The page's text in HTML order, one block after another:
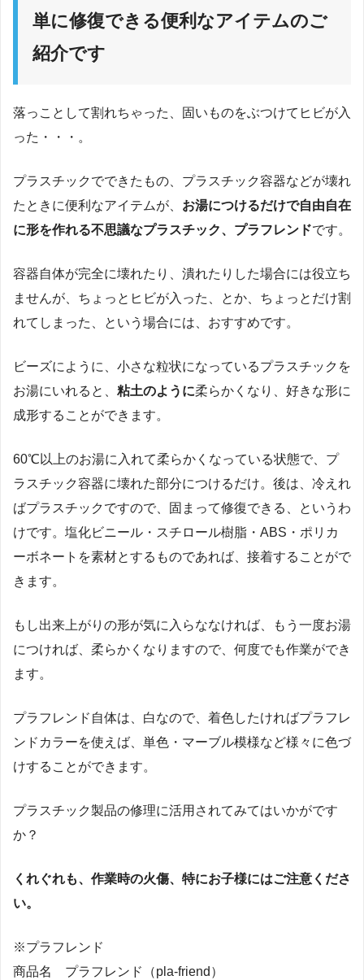
単に修復できる便利なアイテムのご
紹介です
落っことして割れちゃった、固いものをぶつけてヒビが入
った・・・。
プラスチックでできたもの、プラスチック容器などが壊れ
たときに便利なアイテムが、 お湯につけるだけで自由自在
に形を作れる不思議なプラスチック、プラフレンドです。
容器自体が完全に壊れたり、潰れたりした場合には役立ち
ませんが、ちょっとヒビが入った、とか、ちょっとだけ割
れてしまった、という場合には、おすすめです。
ビーズにように、小さな粒状になっているプラスチックを
お湯にいれると、 粘土のように柔らかくなり、好きな形に
成形することができます。
60℃以上のお湯に入れて柔らかくなっている状態で、プ
ラスチック容器に壊れた部分につけるだけ。後は、冷えれ
ばプラスチックですので、固まって修復できる、というわ
けです。塩化ビニール・スチロール樹脂・ABS・ポリカ
ーボネートを素材とするものであれば、接着することがで
きます。
もし出来上がりの形が気に入らななければ、もう一度お湯
につければ、柔らかくなりますので、何度でも作業ができ
ます。
プラフレンド自体は、白なので、着色したければプラフレ
ンドカラーを使えば、単色・マーブル模様など様々に色づ
けすることができます。
プラスチック製品の修理に活用されてみてはいかがです
か？
くれぐれも、作業時の火傷、特にお子様にはご注意くださ
い。
※プラフレンド
商品名 プラフレンド（pla-friend）